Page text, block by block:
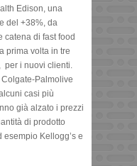
Edison, una
del +38%, da
catena di fast food
prima volta in tre
per i nuovi clienti.
Palmolive
casi più
già alzato i prezzi
di prodotto
Kellogg’s e